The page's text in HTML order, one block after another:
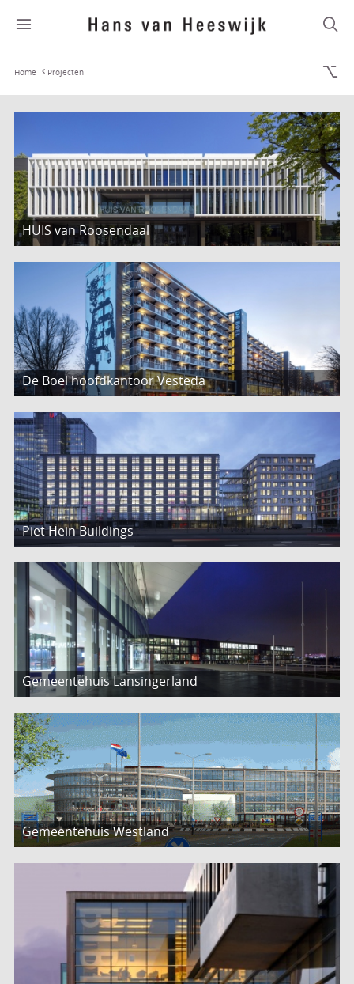
Home Projecten
HUIS van Roosendaal
De Boel hoofdkantoor Vesteda
Piet Hein Buildings
Gemeentehuis Lansingerland
Gemeentehuis Westland